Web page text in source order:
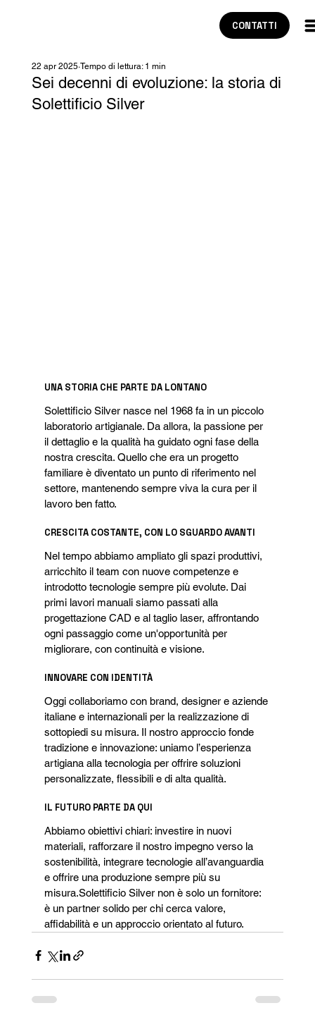
CONTATTI
Sei decenni di evoluzione: la storia di
Solettificio Silver
22 apr 2025 Tempo di lettura: 1 min
UNA STORIA CHE PARTE DA LONTANO
Solettificio Silver nasce nel 1968 fa in un piccolo
laboratorio artigianale. Da allora, la passione per
il dettaglio e la qualità ha guidato ogni fase della
nostra crescita. Quello che era un progetto
familiare è diventato un punto di riferimento nel
settore, mantenendo sempre viva la cura per il
lavoro ben fatto.
CRESCITA COSTANTE, CON LO SGUARDO AVANTI
Nel tempo abbiamo ampliato gli spazi produttivi,
arricchito il team con nuove competenze e
introdotto tecnologie sempre più evolute. Dai
primi lavori manuali siamo passati alla
progettazione CAD e al taglio laser, affrontando
ogni passaggio come un'opportunità per
migliorare, con continuità e visione.
INNOVARE CON IDENTITÀ
Oggi collaboriamo con brand, designer e aziende
italiane e internazionali per la realizzazione di
sottopiedi su misura. Il nostro approccio fonde
tradizione e innovazione: uniamo l’esperienza
artigiana alla tecnologia per offrire soluzioni
personalizzate, flessibili e di alta qualità.
IL FUTURO PARTE DA QUI
Abbiamo obiettivi chiari: investire in nuovi
materiali, rafforzare il nostro impegno verso la
sostenibilità, integrare tecnologie all’avanguardia
e offrire una produzione sempre più su
misura.Solettificio Silver non è solo un fornitore:
è un partner solido per chi cerca valore,
affidabilità e un approccio orientato al futuro.